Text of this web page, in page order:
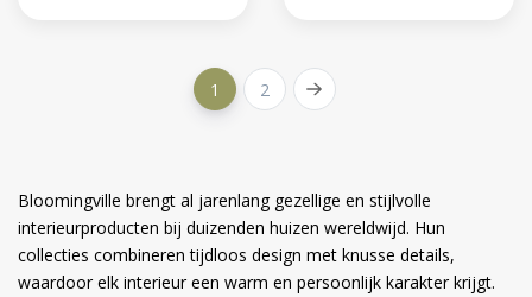
1 2
Bloomingville brengt al jarenlang gezellige en stijlvolle
interieurproducten bij duizenden huizen wereldwijd. Hun
collecties combineren tijdloos design met knusse details,
waardoor elk interieur een warm en persoonlijk karakter krijgt.